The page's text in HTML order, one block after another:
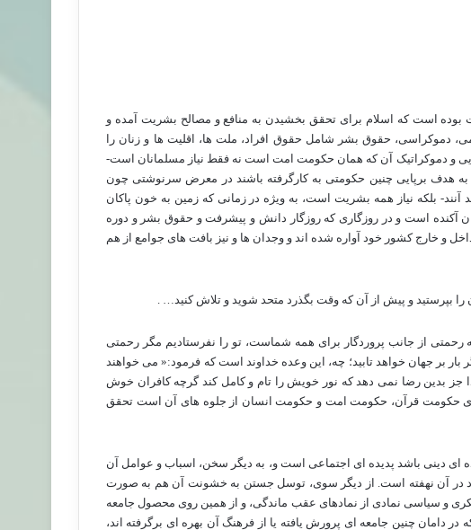
بوده است که اسلام برای تحقق بخشیدن به منافع و مصالح بشریت آمده و
دموکراسی، حقوق بشر شامل حقوق افراد، ملت ها، اقلیت ها و زنان را
و دموکراتیک آن که همان حکومت امت است نه فقط نیاز مسلمانان است-
هدف برپایی چنین حکومتی به کارگرفته باشند در معرض سرنوشتی چون
بلکه نیاز همه بشریت است، به ویژه در زمانی که زمین به خون پاکان
آکنده است و در روزگاری که روزگار دانش و پیشرفت و حقوق بشر و دوره
و خارج کشور خود آواره شده اند و وجدان ها و نیز بافت های جوامع از هم
را بپرستید و پیش از آن که وقت بگذرد متحد شوید و تلاش کنید… .
رحمتی از جانب پروردگار برای همه شماست، تو را نفرستادیم مگر رحمتی
بار بر جهان خواهد تابید؛ چه، این وعده خداوند است که فرمود:« می خواهند
جز بدین رضا نمی دهد که نور خویش را تام و کامل کند گرچه کافران خوش
حکومت قرآن، حکومت امت و حکومت انسان از جلوه های آن است تحقق
ای دینی باشد پدیده ای اجتماعی است و، به دیگر سخن، اسباب و عوامل آن
در آن نهفته است. از دیگر سوی، توسل جستن به خشونت آن هم به صورت
فکری و سیاسی نمادی از نمادهای عقب ماندگی، و از همین روی محصول جامعه
دامان چنین جامعه ای پرورش یافته یا از فرهنگ آن بهره ای برگرفته اند،